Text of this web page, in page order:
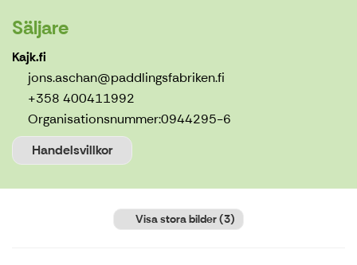
Säljare
Kajk.fi
jons.aschan@paddlingsfabriken.fi
+358 400411992
Organisationsnummer:0944295-6
Handelsvillkor
Visa stora bilder(3)